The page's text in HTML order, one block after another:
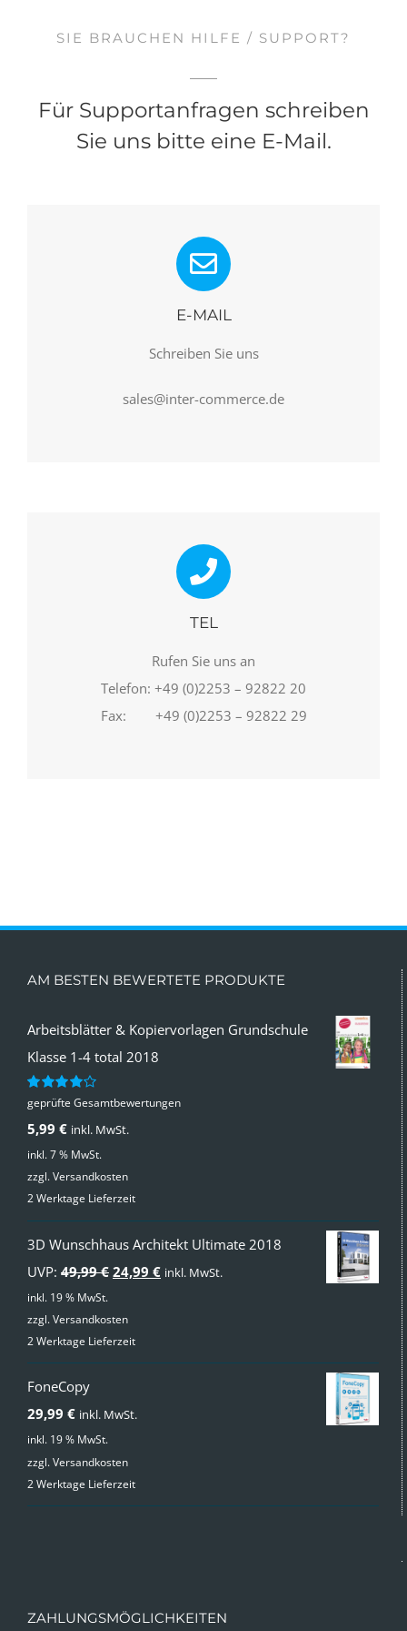
SIE BRAUCHEN HILFE / SUPPORT?
Für Supportanfragen schreiben
Sie uns bitte eine E-Mail.
E-MAIL
Schreiben Sie uns
sales@inter-commerce.de
TEL
Rufen Sie uns an
Telefon: +49 (0)2253 – 92822 20
Fax: +49 (0)2253 – 92822 29
AM BESTEN BEWERTETE PRODUKTE
Arbeitsblätter & Kopiervorlagen Grundschule
Klasse 1-4 total 2018
Bewertet
von 5
geprüfte Gesamtbewertungen
5,99 € inkl. MwSt.
inkl. 7 % MwSt.
zzgl.Versandkosten
2 Werktage Lieferzeit
3D Wunschhaus Architekt Ultimate 2018
UVP: 49,99€ Ursprünglicher
war:
24,99 €Aktueller
inkl. MwSt.
inkl. 19 % MwSt.
zzgl.Versandkosten
2 Werktage Lieferzeit
FoneCopy
29,99 € inkl. MwSt.
inkl. 19 % MwSt.
zzgl.Versandkosten
2 Werktage Lieferzeit
ZAHLUNGSMÖGLICHKEITEN